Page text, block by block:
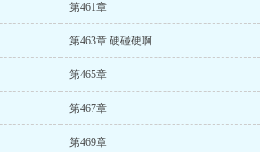
第461章
第463章 硬碰硬啊
第465章
第467章
第469章